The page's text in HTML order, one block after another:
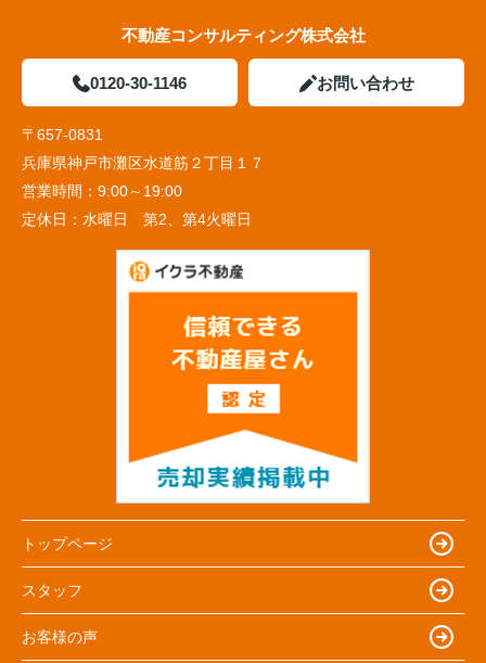
不動産コンサルティング株式会社
0120-30-1146 お問い合わせ
〒657-0831
兵庫県神戸市灘区水道筋２丁目１７
営業時間： 9:00～19:00
定休日： 水曜日 第2、第4火曜日
トップページ
スタッフ
お客様の声